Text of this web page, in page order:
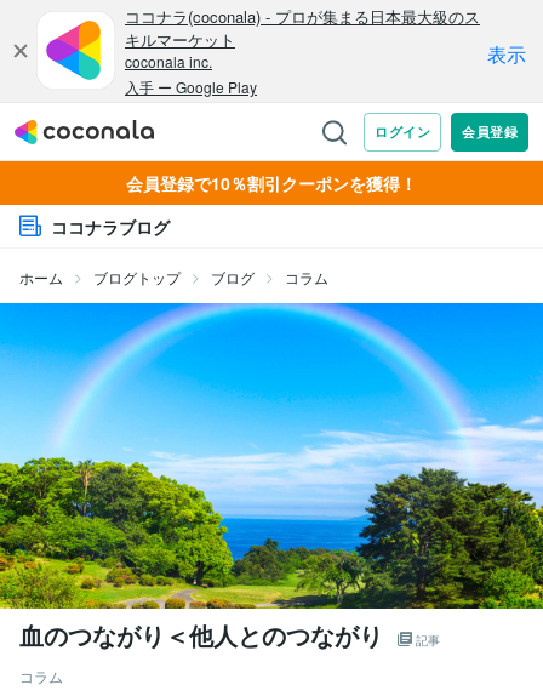
会員登録で10％割引クーポンを獲得！
ココナラブログ
ホーム ブログトップ ブログ コラム
血のつながり＜他人とのつながり 記事
コラム